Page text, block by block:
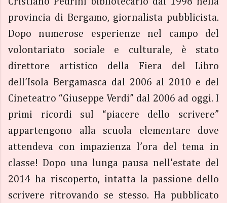
provincia di Bergamo, giornalista pubblicista.
Dopo numerose esperienze nel campo del
volontariato sociale e culturale, è stato
direttore artistico della Fiera del Libro
dell’Isola Bergamasca dal 2006 al 2010 e del
Cineteatro “Giuseppe Verdi” dal 2006 ad oggi. I
primi ricordi sul “piacere dello scrivere”
appartengono alla scuola elementare dove
attendeva con impazienza l’ora del tema in
classe! Dopo una lunga pausa nell'estate del
2014 ha riscoperto, intatta la passione dello
scrivere ritrovando se stesso. Ha pubblicato